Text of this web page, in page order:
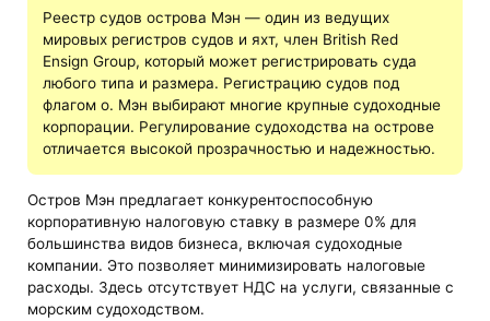
Реестр судов острова Мэн — один из ведущих
мировых регистров судов и яхт, член British Red
Ensign Group, который может регистрировать суда
любого типа и размера. Регистрацию судов под
флагом о. Мэн выбирают многие крупные судоходные
корпорации. Регулирование судоходства на острове
отличается высокой прозрачностью и надежностью.
Остров Мэн предлагает конкурентоспособную
корпоративную налоговую ставку в размере 0% для
большинства видов бизнеса, включая судоходные
компании. Это позволяет минимизировать налоговые
расходы. Здесь отсутствует НДС на услуги, связанные с
морским судоходством.